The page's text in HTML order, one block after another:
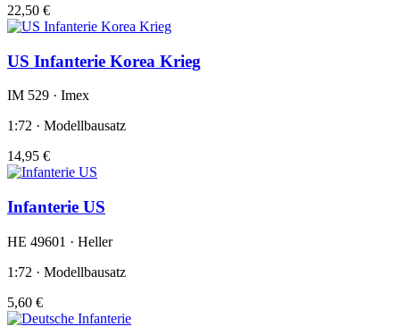
22,50 €
US Infanterie Korea Krieg
IM 529 · Imex
1:72 · Modellbausatz
14,95 €
Infanterie US
HE 49601 · Heller
1:72 · Modellbausatz
5,60 €